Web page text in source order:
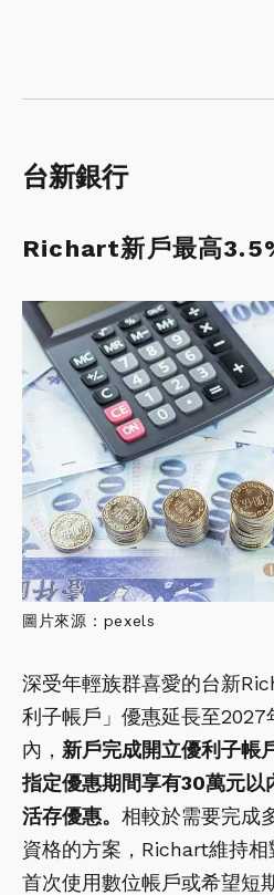
台新銀行
Richart新戶最高
圖片來源：pexels
深受年輕族群喜愛的台新
利子帳戶」優惠延長至2027
內， 新戶完成開立優利子帳
指定優惠期間享有30萬元
活存優惠。 相較於需要完成
資格的方案，Richart維持
首次使用數位帳戶或希望短